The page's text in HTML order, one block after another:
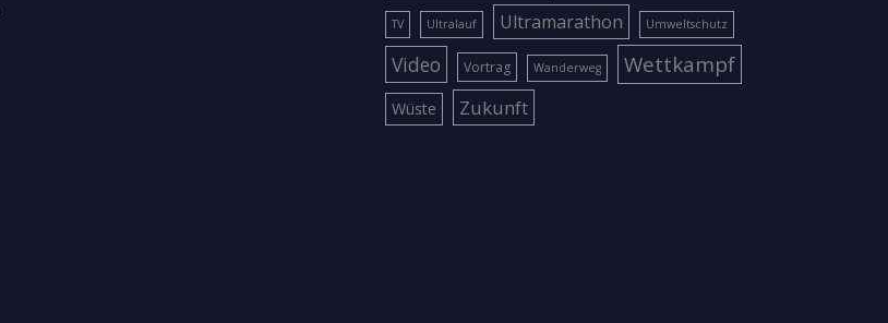
TV Ultralauf Ultramarathon Umweltschutz
Video Vortrag Wanderweg Wettkampf
Wüste Zukunft